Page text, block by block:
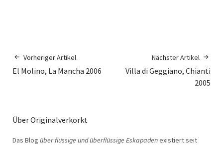
Vorheriger Artikel
El Molino, La Mancha 2006
Nächster Artikel
Villa di Geggiano, Chianti
2005
Über Originalverkorkt
Das Blog über flüssige und überflüssige Eskapadenexistiert seit